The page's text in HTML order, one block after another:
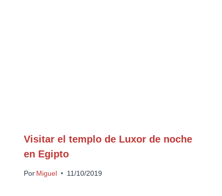
Visitar el templo de Luxor de noche
en Egipto
Por Miguel 11/10/2019